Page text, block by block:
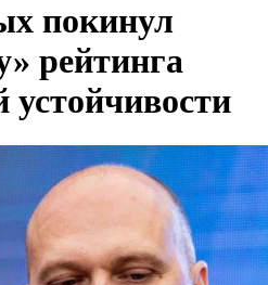
покинул
рейтинга
устойчивости